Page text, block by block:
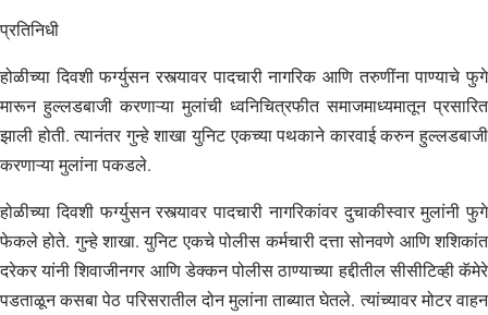
प्रतिनिधी
होळीच्या दिवशी फर्ग्युसन रस्त्यावर पादचारी नागरिक आणि तरुणींना पाण्याचे फुगे
मारून हुल्लडबाजी करणाऱ्या मुलांची ध्वनिचित्रफीत समाजमाध्यमातून प्रसारित
झाली होती. त्यानंतर गुन्हे शाखा युनिट एकच्या पथकाने कारवाई करुन हुल्लडबाजी
करणाऱ्या मुलांना पकडले.
होळीच्या दिवशी फर्ग्युसन रस्त्यावर पादचारी नागरिकांवर दुचाकीस्वार मुलांनी फुगे
फेकले होते. गुन्हे शाखा. युनिट एकचे पोलीस कर्मचारी दत्ता सोनवणे आणि शशिकांत
दरेकर यांनी शिवाजीनगर आणि डेक्कन पोलीस ठाण्याच्या हद्दीतील सीसीटिव्ही कॅमेरे
पडताळून कसबा पेठ परिसरातील दोन मुलांना ताब्यात घेतले. त्यांच्यावर मोटर वाहन